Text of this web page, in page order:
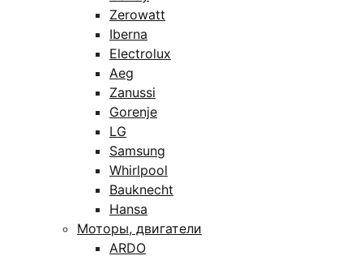
Zerowatt
Iberna
Electrolux
Aeg
Zanussi
Gorenje
LG
Samsung
Whirlpool
Bauknecht
Hansa
Моторы, двигатели
ARDO